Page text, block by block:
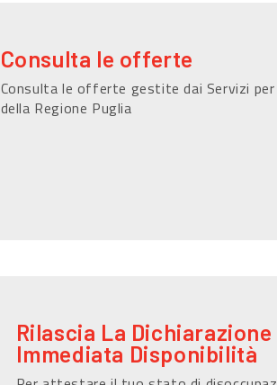
Consulta le offerte
Consulta le offerte gestite dai Servizi per
della Regione Puglia
Rilascia La Dichiarazione
Immediata Disponibilità